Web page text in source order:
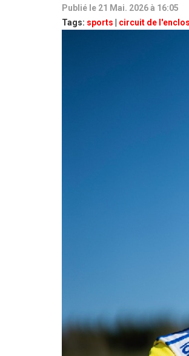
Publié le 21 Mai. 2026 à 16:05
Tags: sports circuit de l'enclos